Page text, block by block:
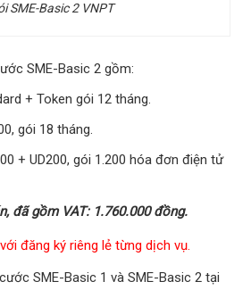
SME-Basic 2 VNPT
SME-Basic 2 gồm:
+ Token gói 12 tháng.
gói 18 tháng.
+ UD200, gói 1.200 hóa đơn điện tử
đã gồm VAT: 1.760.000 đồng.
đăng ký riêng lẻ từng dịch vụ.
SME-Basic 1 và SME-Basic 2 tại